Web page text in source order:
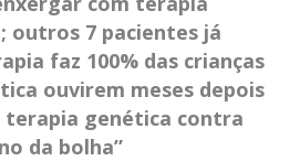
outros 7 pacientes já
faz 100% das crianças
ouvirem meses depois
terapia genética contra
da bolha”